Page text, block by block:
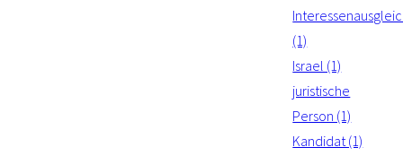
(1)
Israel (1)
juristische
Person (1)
Kandidat (1)